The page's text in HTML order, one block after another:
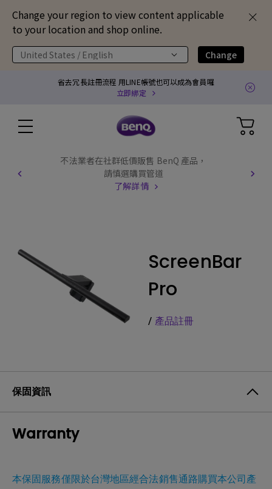
Change your region to view content applicable
to your location and shop online.
United States / English Change
省去冗長註冊流程 用LINE帳號也可以成為會員囉
立即綁定
不法業者在社群低價販售 BenQ 產品，
請慎選購買管道
了解詳情
ScreenBar
Pro
/ 產品註冊
保固資訊
Warranty
本保固服務僅限於台灣地區經合法銷售通路購買本公司產